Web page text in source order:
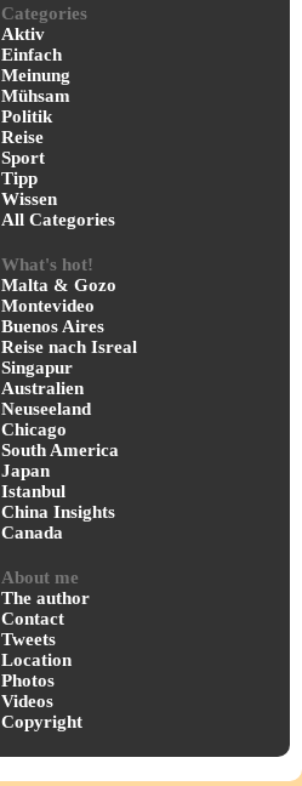
Categories
Aktiv
Einfach
Meinung
Mühsam
Politik
Reise
Sport
Tipp
Wissen
All Categories
What's hot!
Malta & Gozo
Montevideo
Buenos Aires
Reise nach Isreal
Singapur
Australien
Neuseeland
Chicago
South America
Japan
Istanbul
China Insights
Canada
About me
The author
Contact
Tweets
Location
Photos
Videos
Copyright